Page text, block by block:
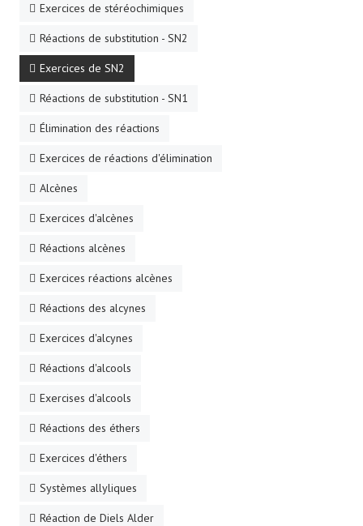
Exercices de stéréochimiques
Réactions de substitution - SN2
Exercices de SN2
Réactions de substitution - SN1
Élimination des réactions
Exercices de réactions d'élimination
Alcènes
Exercices d'alcènes
Réactions alcènes
Exercices réactions alcènes
Réactions des alcynes
Exercices d'alcynes
Réactions d'alcools
Exercises d'alcools
Réactions des éthers
Exercices d'éthers
Systèmes allyliques
Réaction de Diels Alder